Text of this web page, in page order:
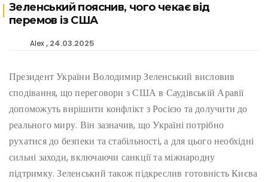
Зеленський пояснив, чого чекає від
перемов із США
Alex 24.03.2025
Президент України Володимир Зеленський висловив
сподівання, що переговори з США в Саудівській Аравії
допоможуть вирішити конфлікт з Росією та долучити до
реального миру. Він зазначив, що Україні потрібно
рухатися до безпеки та стабільності, а для цього необхідні
сильні заходи, включаючи санкції та міжнародну
підтримку. Зеленський також підкреслив готовність Києва